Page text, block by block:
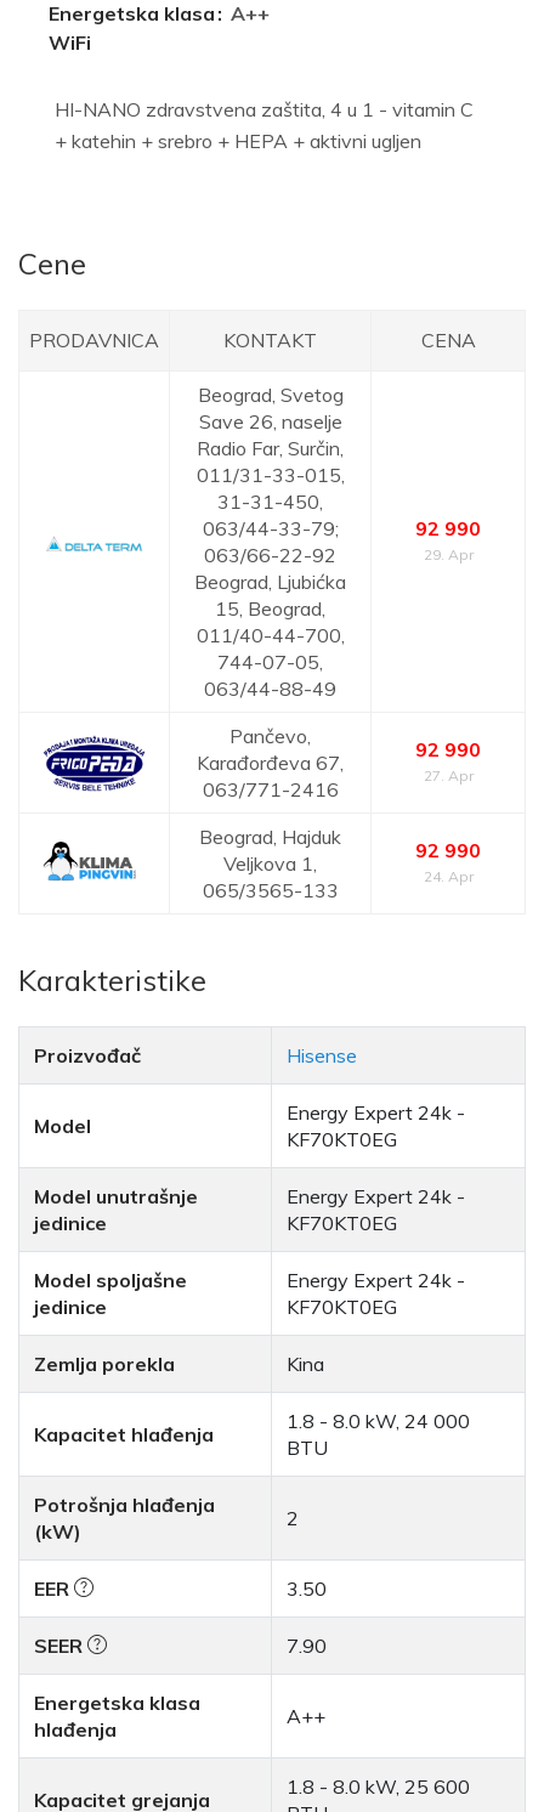
Energetska klasa
A++
WiFi
HI-NANO zdravstvena zaštita, 4 u 1 - vitamin C
+ katehin + srebro + HEPA + aktivni ugljen
Cene
PRODAVNICA KONTAKT CENA
Beograd, Svetog
Save 26, naselje
Radio Far, Surčin,
011/31-33-015,
31-31-450,
063/44-33-79;
063/66-22-92
Beograd, Ljubićka
15, Beograd,
011/40-44-700,
744-07-05,
063/44-88-49
92 990
29. Apr
Pančevo,
Karađorđeva 67,
063/771-2416
92 990
27. Apr
Beograd, Hajduk
Veljkova 1,
065/3565-133
92 990
24. Apr
Karakteristike
Proizvođač Hisense
Model
Energy Expert 24k -
KF70KT0EG
Model unutrašnje
jedinice
Energy Expert 24k -
KF70KT0EG
Model spoljašne
jedinice
Energy Expert 24k -
KF70KT0EG
Zemlja porekla Kina
Kapacitet hlađenja
1.8 - 8.0 kW, 24 000
BTU
Potrošnja hlađenja
(kW)
2
EER 3.50
SEER 7.90
Energetska klasa
hlađenja
A++
Kapacitet grejanja
1.8 - 8.0 kW, 25 600